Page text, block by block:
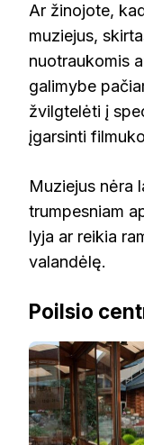
Ar žinojote,
muziejus,
nuotraukomis
galimybe
žvilgtelėti į
įgarsinti
Muziejus nėra
trumpesniam
lyja ar reikia
valandėlę.
Poilsio